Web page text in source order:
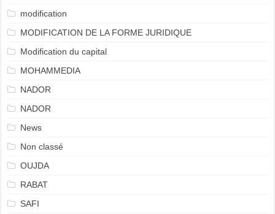
modification
MODIFICATION DE LA FORME JURIDIQUE
Modification du capital
MOHAMMEDIA
NADOR
NADOR
News
Non classé
OUJDA
RABAT
SAFI